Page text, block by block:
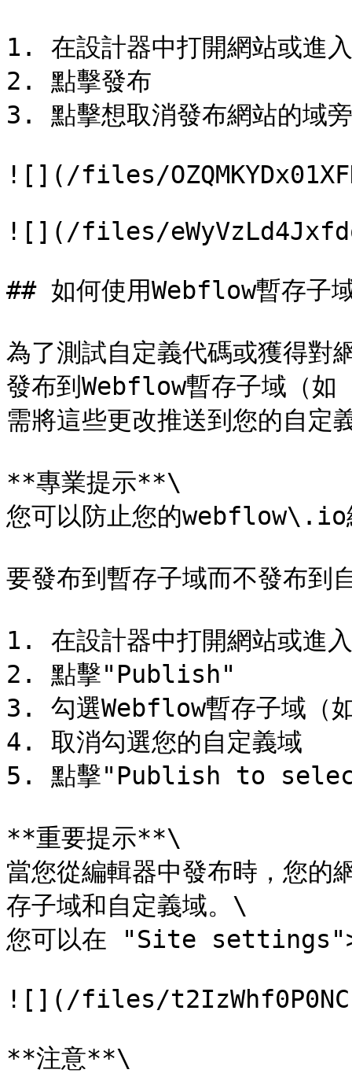
1. 在設計器中打開網站或進
2. 點擊發布
3. 點擊想取消發布網站的
![](/files/
![](/files/
## 如何使用Webflow暫存子
為了測試自定義代碼或獲得對
發布到Webflow暫存子域
需將這些更改推送到您的自定
**專業提示**\
您可以防止您的webflow\.io
要發布到暫存子域而不發布到
1. 在設計器中打開網站或進
2. 點擊"Publish"
3. 勾選Webflow暫存子域
4. 取消勾選您的自定義域
5. 點擊"Publish to
**重要提示**\
當您從編輯器中發布時，您
存子域和自定義域。\
您可以在 "Site
![](/files/
**注意**\